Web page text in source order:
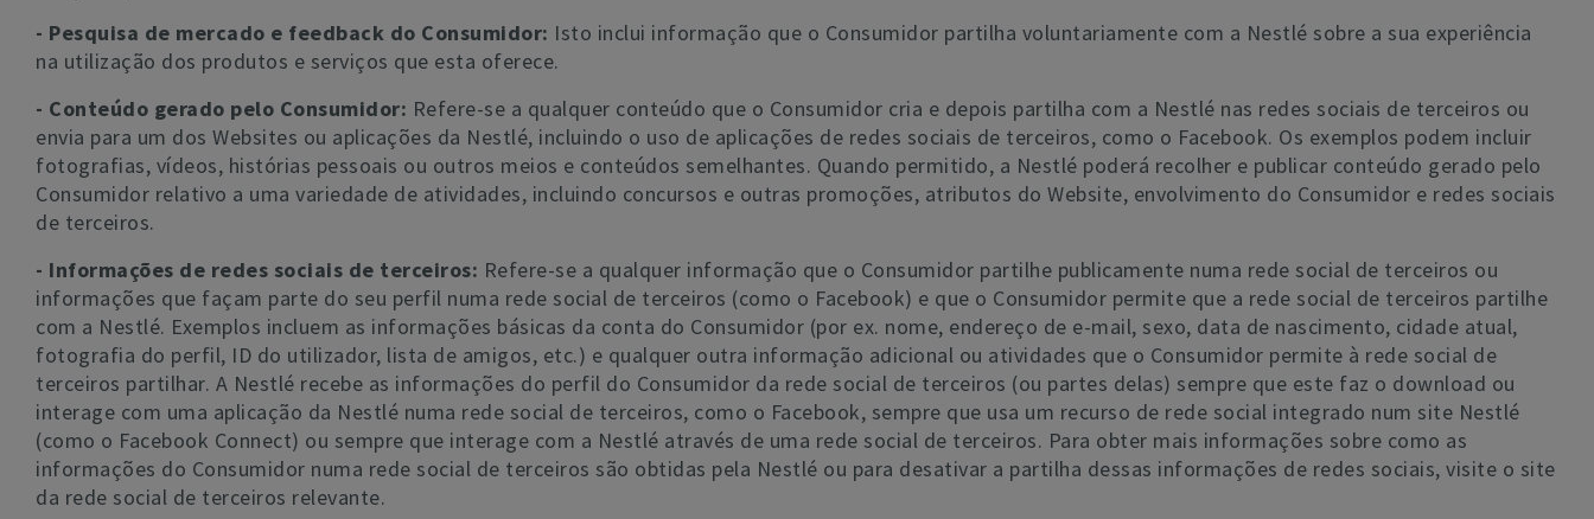
- Pesquisa de mercado e feedback do Consumidor: Isto inclui informação que o Consumidor partilha voluntariamente com a Nestlé sobre a sua experiência
na utilização dos produtos e serviços que esta oferece.
- Conteúdo gerado pelo Consumidor: Refere-se a qualquer conteúdo que o Consumidor cria e depois partilha com a Nestlé nas redes sociais de terceiros ou
envia para um dos Websites ou aplicações da Nestlé, incluindo o uso de aplicações de redes sociais de terceiros, como o Facebook. Os exemplos podem incluir
fotografias, vídeos, histórias pessoais ou outros meios e conteúdos semelhantes. Quando permitido, a Nestlé poderá recolher e publicar conteúdo gerado pelo
Consumidor relativo a uma variedade de atividades, incluindo concursos e outras promoções, atributos do Website, envolvimento do Consumidor e redes sociais
de terceiros.
- Informações de redes sociais de terceiros: Refere-se a qualquer informação que o Consumidor partilhe publicamente numa rede social de terceiros ou
informações que façam parte do seu perfil numa rede social de terceiros (como o Facebook) e que o Consumidor permite que a rede social de terceiros partilhe
com a Nestlé. Exemplos incluem as informações básicas da conta do Consumidor (por ex. nome, endereço de e-mail, sexo, data de nascimento, cidade atual,
fotografia do perfil, ID do utilizador, lista de amigos, etc.) e qualquer outra informação adicional ou atividades que o Consumidor permite à rede social de
terceiros partilhar. A Nestlé recebe as informações do perfil do Consumidor da rede social de terceiros (ou partes delas) sempre que este faz o download ou
interage com uma aplicação da Nestlé numa rede social de terceiros, como o Facebook, sempre que usa um recurso de rede social integrado num site Nestlé
(como o Facebook Connect) ou sempre que interage com a Nestlé através de uma rede social de terceiros. Para obter mais informações sobre como as
informações do Consumidor numa rede social de terceiros são obtidas pela Nestlé ou para desativar a partilha dessas informações de redes sociais, visite o site
da rede social de terceiros relevante.